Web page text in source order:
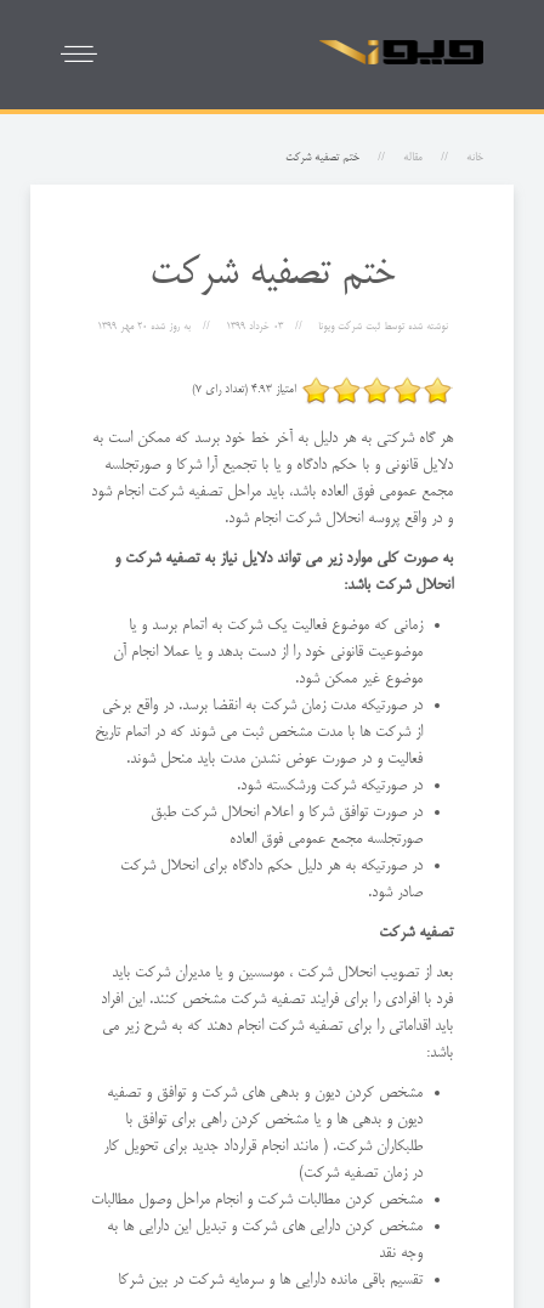
خانه مقاله ختم تصفیه شرکت
ختم تصفیه شرکت
نوشته شده توسطثبت شرکت ویونا 03 خرداد 1399 به روز شده 20 مهر 1399
امتیاز 4.93 (تعداد رای 7)
هر گاه شرکتی به هر دلیل به آخر خط خود برسد که ممکن است به
دلایل قانونی و با حکم دادگاه و یا با تجمیع آرا شرکا و صورتجلسه
مجمع عمومی فوق العاده باشد، باید مراحل تصفیه شرکت انجام شود
و در واقع پروسه انحلال شرکت انجام شود.
به صورت کلی موارد زیر می تواند دلایل نیاز به تصفیه شرکت و
انحلال شرکت باشد:
زمانی که موضوع فعالیت یک شرکت به اتمام برسد و یا
موضوعیت قانونی خود را از دست بدهد و یا عملا انجام آن
موضوع غیر ممکن شود.
در صورتیکه مدت زمان شرکت به انقضا برسد. در واقع برخی
از شرکت ها با مدت مشخص ثبت می شوند که در اتمام تاریخ
فعالیت و در صورت عوض نشدن مدت باید منحل شوند.
در صورتیکه شرکت ورشکسته شود.
در صورت توافق شرکا و اعلام انحلال شرکت طبق
صورتجلسه مجمع عمومی فوق العاده
در صورتیکه به هر دلیل حکم دادگاه برای انحلال شرکت
صادر شود.
تصفیه شرکت
بعد از تصویب انحلال شرکت ، موسسین و یا مدیران شرکت باید
فرد با افرادی را برای فرایند تصفیه شرکت مشخص کنند. این افراد
باید اقداماتی را برای تصفیه شرکت انجام دهند که به شرح زیر می
باشد:
مشخص کردن دیون و بدهی های شرکت و توافق و تصفیه
دیون و بدهی ها و یا مشخص کردن راهی برای توافق با
طلبکاران شرکت. ( مانند انجام قرارداد جدید برای تحویل کار
در زمان تصفیه شرکت)
مشخص کردن مطالبات شرکت و انجام مراحل وصول مطالبات
مشخص کردن دارایی های شرکت و تبدیل این دارایی ها به
وجه نقد
تقسیم باقی مانده دارایی ها و سرمایه شرکت در بین شرکا